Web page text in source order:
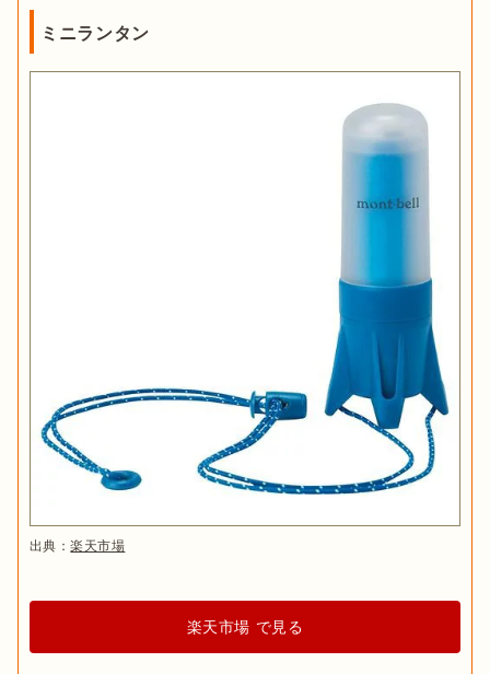
ミニランタン
出典：楽天市場
楽天市場 で見る